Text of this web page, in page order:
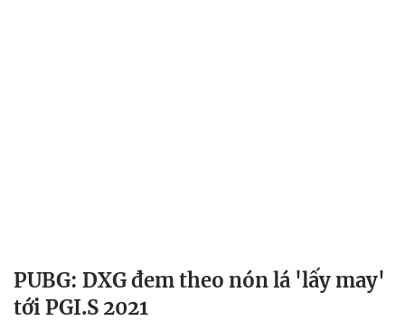
PUBG: DXG đem theo nón lá 'lấy may'
tới PGI.S 2021